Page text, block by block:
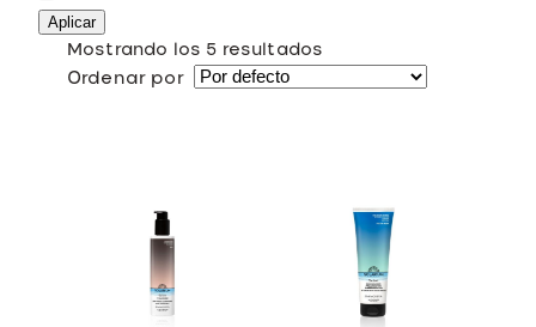
s Aplicar
Mostrando los 5 resultados
Ordenar por